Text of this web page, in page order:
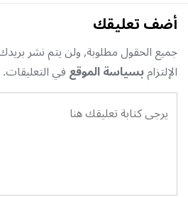
أضف تعليقك
جميع الحقول مطلوبة, ولن يتم نشر
الإلتزامبسياسة الموقعفي التعليقات.